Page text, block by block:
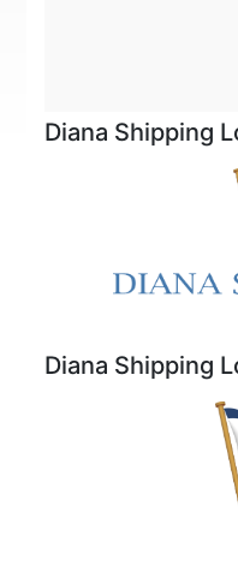
Diana Shipping
Diana Shipping